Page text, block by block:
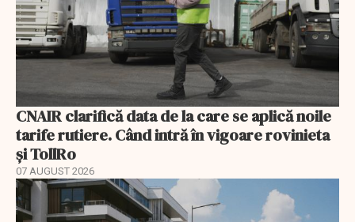
CNAIR clarifică data de la care se aplică noile
tarife rutiere. Când intră în vigoare rovinieta
și TollRo
07 AUGUST 2026